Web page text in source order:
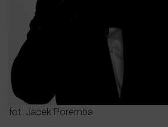
fot. Jacek Poremba